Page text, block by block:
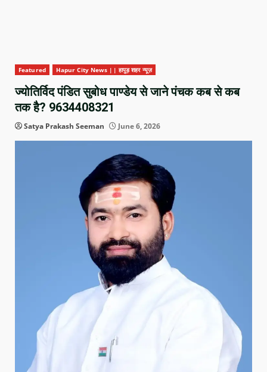
Featured Hapur City News || हापुड़ शहर न्यूज़
ज्योतिर्विद पंडित सुबोध पाण्डेय से जाने पंचक कब से कब
तक है? 9634408321
Satya Prakash Seeman June 6, 2026